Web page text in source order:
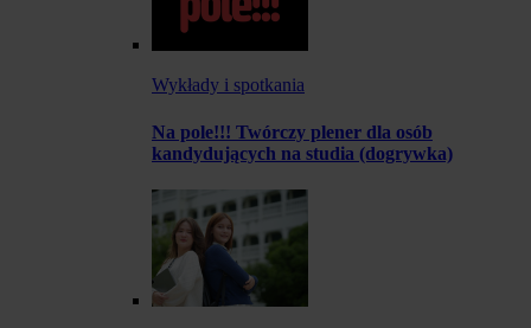
Wykłady i spotkania
Na pole!!! Twórczy plener dla osób
kandydujących na studia (dogrywka)